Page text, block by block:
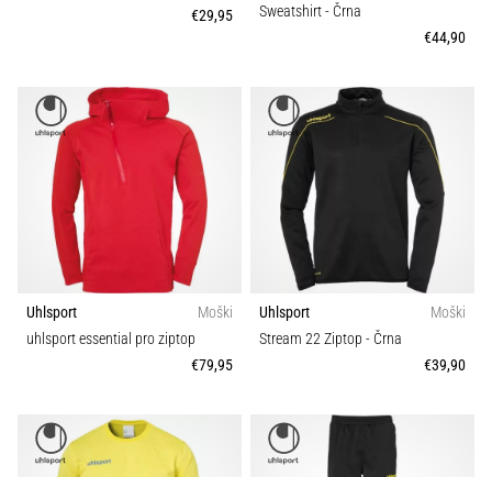
€29,95
Sweatshirt- Črna
€44,90
Uhlsport
Moški
uhlsport essential pro ziptop
€79,95
Uhlsport
Moški
Stream 22 Ziptop - Črna
€39,90